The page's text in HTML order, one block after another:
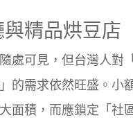
精品烘豆店
處可見，但台灣人對
的需求依然旺盛。小
面積，而應鎖定「社